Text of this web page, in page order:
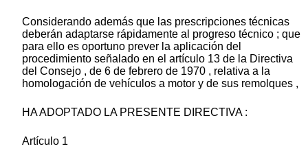
Considerando además que las prescripciones técnicas
deberán adaptarse rápidamente al progreso técnico ; que
para ello es oportuno prever la aplicación del
procedimiento señalado en el artículo 13 de la Directiva
del Consejo , de 6 de febrero de 1970 , relativa a la
homologación de vehículos a motor y de sus remolques ,
HA ADOPTADO LA PRESENTE DIRECTIVA :
Artículo 1